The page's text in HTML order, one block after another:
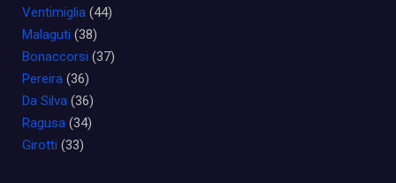
Ventimiglia (44)
Malaguti (38)
Bonaccorsi (37)
Pereira (36)
Da Silva (36)
Ragusa (34)
Girotti (33)